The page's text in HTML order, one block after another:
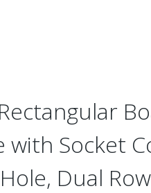
with Socket
Dual